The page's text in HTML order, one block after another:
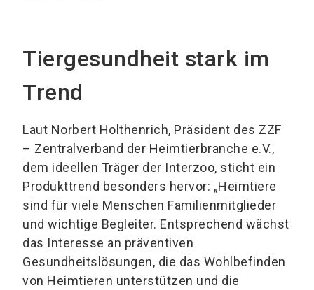
Tiergesundheit stark im
Trend
Laut Norbert Holthenrich, Präsident des ZZF
– Zentralverband der Heimtierbranche e.V.,
dem ideellen Träger der Interzoo, sticht ein
Produkttrend besonders hervor: „Heimtiere
sind für viele Menschen Familienmitglieder
und wichtige Begleiter. Entsprechend wächst
das Interesse an präventiven
Gesundheitslösungen, die das Wohlbefinden
von Heimtieren unterstützen und die